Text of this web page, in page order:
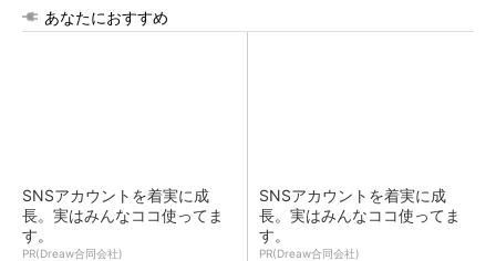
あなたにおすすめ
SNSアカウントを着実に成
長。実はみんなココ使ってま
す。
PR(Dreaw合同会社)
SNSアカウントを着実に成
長。実はみんなココ使ってま
す。
PR(Dreaw合同会社)